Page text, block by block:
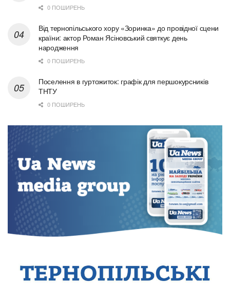
0 ПОШИРЕНЬ
Від тернопільського хору «Зоринка» до провідної сцени
країни: актор Роман Ясіновський святкує день
народження
0 ПОШИРЕНЬ
Поселення в гуртожиток: графік для першокурсників
ТНТУ
0 ПОШИРЕНЬ